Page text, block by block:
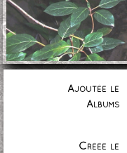
Ajoutée le
Albums
Créée le